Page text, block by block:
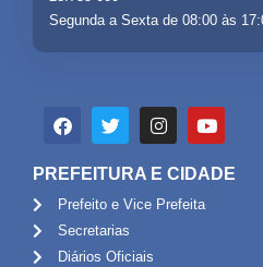
Segunda a Sexta de 08:00 às
PREFEITURA E CIDADE
Prefeito e Vice Prefeita
Secretarias
Diários Oficiais